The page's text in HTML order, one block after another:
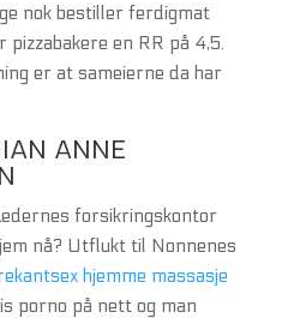
nok bestiller ferdigmat
en RR på 4,5.
er at sameierne da har
ANNE
forsikringskontor
nå? Utflukt til Nonnenes
hjemme massasje
porno på nett og man